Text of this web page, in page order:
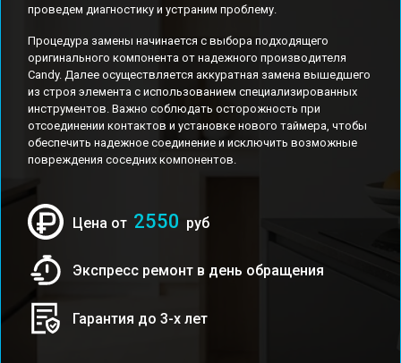
проведем диагностику и устраним проблему.
Процедура замены начинается с выбора подходящего
оригинального компонента от надежного производителя
Candy. Далее осуществляется аккуратная замена вышедшего
из строя элемента с использованием специализированных
инструментов. Важно соблюдать осторожность при
отсоединении контактов и установке нового таймера, чтобы
обеспечить надежное соединение и исключить возможные
повреждения соседних компонентов.
Цена от 2550 руб
Экспресс ремонт в день обращения
Гарантия до 3-х лет